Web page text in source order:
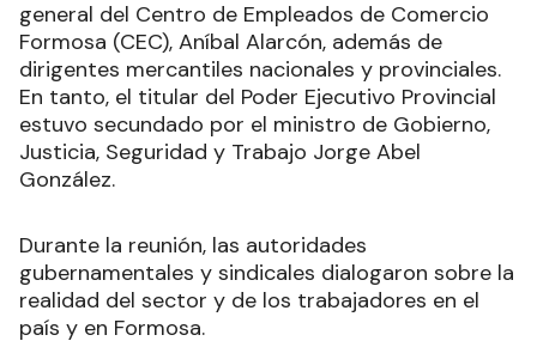
González estuvo acompañado por el secretario
general del Centro de Empleados de Comercio
Formosa (CEC), Aníbal Alarcón, además de
dirigentes mercantiles nacionales y provinciales.
En tanto, el titular del Poder Ejecutivo Provincial
estuvo secundado por el ministro de Gobierno,
González.
Durante la reunión, las autoridades
gubernamentales y sindicales dialogaron sobre la